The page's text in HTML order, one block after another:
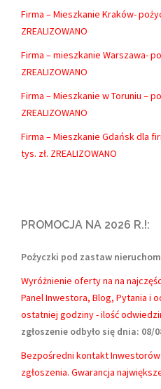
Firma – Mieszkanie Kraków-
ZREALIZOWANO
Firma – mieszkanie Warszawa-
ZREALIZOWANO
Firma – Mieszkanie w Toruniu –
ZREALIZOWANO
Firma – Mieszkanie Gdańsk dla
tys. zł. ZREALIZOWANO
PROMOCJA NA 2026 R.!:
Pożyczki pod zastaw
Wyróżnienie oferty na na
Panel Inwestora, Blog, Pytania i
ostatniej godziny - ilość
zgłoszenie odbyło się dnia: 08/
Bezpośredni kontakt
zgłoszenia. Gwarancja